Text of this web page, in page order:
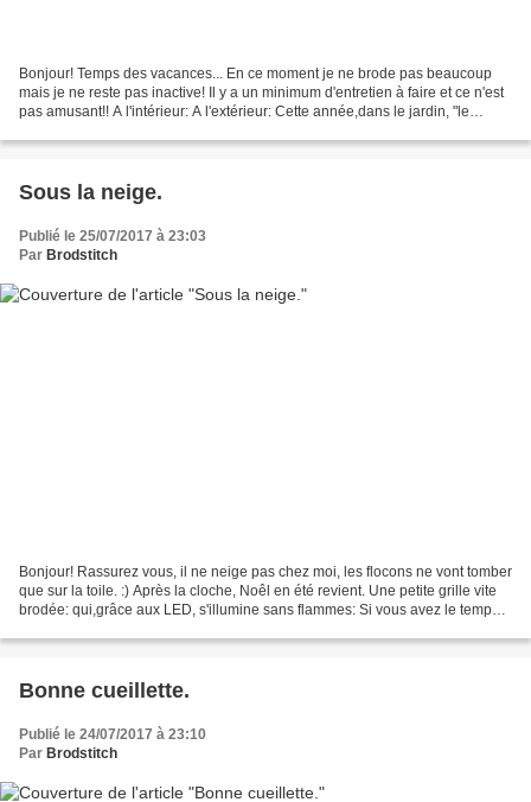
Bonjour! Temps des vacances... En ce moment je ne brode pas beaucoup
mais je ne reste pas inactive! Il y a un minimum d'entretien à faire et ce n'est
pas amusant!! A l'intérieur: A l'extérieur: Cette année,dans le jardin, "le
Sous la neige.
Publié le 25/07/2017 à 23:03
Par Brodstitch
Bonjour! Rassurez vous, il ne neige pas chez moi, les flocons ne vont tomber
que sur la toile. :) Après la cloche, Noêl en été revient. Une petite grille vite
brodée: qui,grâce aux LED, s'illumine sans flammes: Si vous avez le temps
Bonne cueillette.
Publié le 24/07/2017 à 23:10
Par Brodstitch